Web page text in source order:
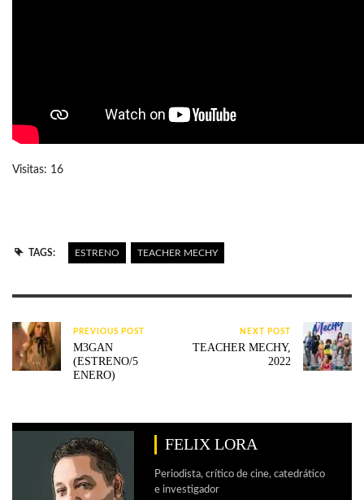
Visitas: 16
TAGS: ESTRENO TEACHER MECHY
PREVIOUS POST
M3GAN
(ESTRENO/5
ENERO)
NEXT POST
TEACHER MECHY,
2022
FELIX LORA
Periodista, crítico de cine, catedrático
e investigador